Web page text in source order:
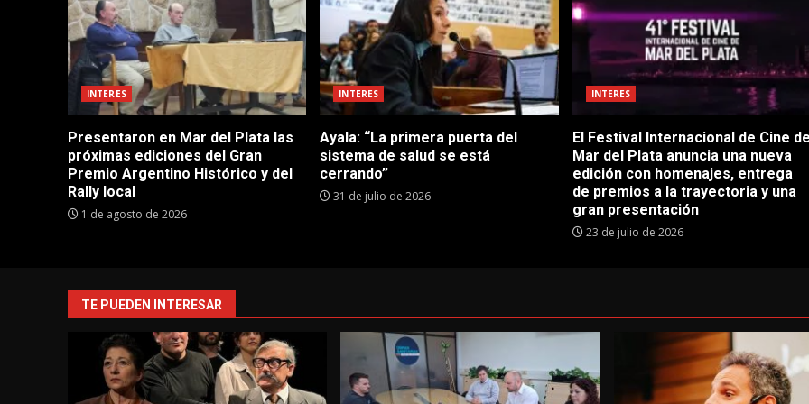
INTERES
Presentaron en Mar del Plata las
próximas ediciones del Gran
Premio Argentino Histórico y del
Rally local
1 de agosto de 2026
INTERES
Ayala: “La primera puerta del
sistema de salud se está
cerrando”
31 de julio de 2026
INTERES
El Festival Internacional de Cine
Mar del Plata anuncia una nueva
edición con homenajes, entrega
de premios a la trayectoria y una
gran presentación
23 de julio de 2026
TE PUEDEN INTERESAR